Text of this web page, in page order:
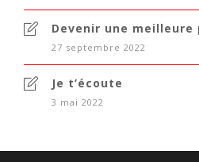
Devenir une meilleure
27 septembre 2022
Je t’écoute
3 mai 2022